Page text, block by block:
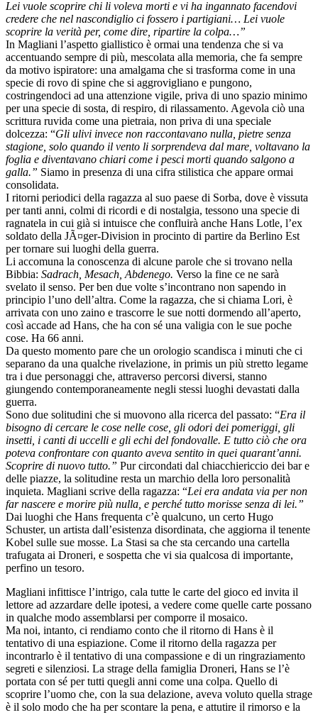
Lei vuole scoprire chi li voleva morti e vi ha ingannato facendovi
credere che nel nascondiglio ci fossero i partigiani… Lei vuole
scoprire la verità per, come dire, ripartire la colpa…”
In Magliani l’aspetto giallistico è ormai una tendenza che si va
accentuando sempre di più, mescolata alla memoria, che fa sempre
da motivo ispiratore: una amalgama che si trasforma come in una
specie di rovo di spine che si aggrovigliano e pungono,
costringendoci ad una attenzione vigile, priva di uno spazio minimo
per una specie di sosta, di respiro, di rilassamento. Agevola ciò una
scrittura ruvida come una pietraia, non priva di una speciale
dolcezza: “Gli ulivi invece non raccontavano nulla, pietre senza
stagione, solo quando il vento li sorprendeva dal mare, voltavano la
foglia e diventavano chiari come i pesci morti quando salgono a
galla.” Siamo in presenza di una cifra stilistica che appare ormai
consolidata.
I ritorni periodici della ragazza al suo paese di Sorba, dove è vissuta
per tanti anni, colmi di ricordi e di nostalgia, tessono una specie di
ragnatela in cui già si intuisce che confluirà anche Hans Lotle, l’ex
soldato della JÃ¤ger-Division in procinto di partire da Berlino Est
per tornare sui luoghi della guerra.
Li accomuna la conoscenza di alcune parole che si trovano nella
Bibbia: Sadrach, Mesach, Abdenego. Verso la fine ce ne sarà
svelato il senso. Per ben due volte s’incontrano non sapendo in
principio l’uno dell’altra. Come la ragazza, che si chiama Lori, è
arrivata con uno zaino e trascorre le sue notti dormendo all’aperto,
così accade ad Hans, che ha con sé una valigia con le sue poche
cose. Ha 66 anni.
Da questo momento pare che un orologio scandisca i minuti che ci
separano da una qualche rivelazione, in primis un più stretto legame
tra i due personaggi che, attraverso percorsi diversi, stanno
giungendo contemporaneamente negli stessi luoghi devastati dalla
guerra.
Sono due solitudini che si muovono alla ricerca del passato: “Era il
bisogno di cercare le cose nelle cose, gli odori dei pomeriggi, gli
insetti, i canti di uccelli e gli echi del fondovalle. E tutto ciò che ora
poteva confrontare con quanto aveva sentito in quei quarant’anni.
Scoprire di nuovo tutto.” Pur circondati dal chiacchiericcio dei bar e
delle piazze, la solitudine resta un marchio della loro personalità
inquieta. Magliani scrive della ragazza: “Lei era andata via per non
far nascere e morire più nulla, e perché tutto morisse senza di lei.”
Dai luoghi che Hans frequenta c’è qualcuno, un certo Hugo
Schuster, un artista dall’esistenza disordinata, che aggiorna il tenente
Kobel sulle sue mosse. La Stasi sa che sta cercando una cartella
trafugata ai Droneri, e sospetta che vi sia qualcosa di importante,
perfino un tesoro.
Magliani infittisce l’intrigo, cala tutte le carte del gioco ed invita il
lettore ad azzardare delle ipotesi, a vedere come quelle carte possano
in qualche modo assemblarsi per comporre il mosaico.
Ma noi, intanto, ci rendiamo conto che il ritorno di Hans è il
tentativo di una espiazione. Come il ritorno della ragazza per
incontrarlo è il tentativo di una compassione e di un ringraziamento
segreti e silenziosi. La strage della famiglia Droneri, Hans se l’è
portata con sé per tutti quegli anni come una colpa. Quello di
scoprire l’uomo che, con la sua delazione, aveva voluto quella strage
è il solo modo che ha per scontare la pena, e attutire il rimorso e la